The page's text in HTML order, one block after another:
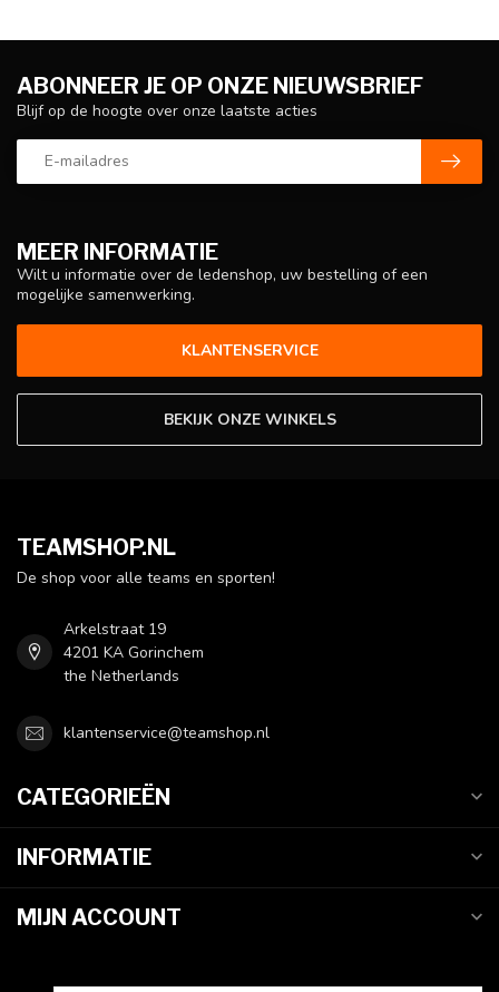
MEER INFORMATIE
Wilt u informatie over de ledenshop, uw bestelling of een
mogelijke samenwerking.
KLANTENSERVICE
BEKIJK ONZE WINKELS
ABONNEER JE OP ONZE NIEUWSBRIEF
Blijf op de hoogte over onze laatste acties
TEAMSHOP.NL
De shop voor alle teams en sporten!
Arkelstraat 19
4201 KA Gorinchem
the Netherlands
klantenservice@teamshop.nl
CATEGORIEËN
INFORMATIE
MIJN ACCOUNT